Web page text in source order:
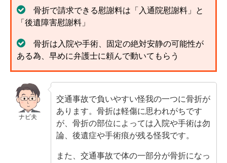
骨折で請求できる慰謝料は「入通院慰謝料」と
「後遺障害慰謝料」
骨折は入院や手術、固定の絶対安静の可能性が
ある為、早めに弁護士に頼んで動いてもらう
ナビ夫
交通事故で負いやすい怪我の一つに骨折が
あります。骨折は軽傷に思われがちです
が、骨折の部位によっては入院や手術は勿
論、後遺症や手術痕が残る怪我です。
また、交通事故で体の一部分が骨折になっ
交通事故体験談 ▼
乗用車事故の体験談
大型車事故の体験談
自転車事故の体験談
ムチ打ちの体験談
捻挫の体験談
打撲の体験談